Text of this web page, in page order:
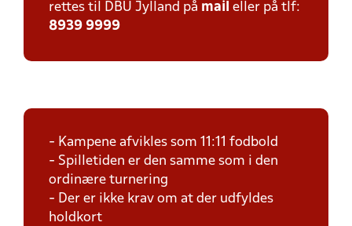
rettes til DBU Jylland på mail eller på tlf:
8939 9999
- Kampene afvikles som 11:11 fodbold
- Spilletiden er den samme som i den
ordinære turnering
- Der er ikke krav om at der udfyldes
holdkort